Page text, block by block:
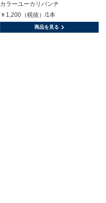
カラーユーカリバンチ
￥1,200（税抜）/1本
商品を見る